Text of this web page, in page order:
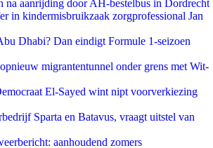
na aanrijding door AH-bestelbus in Dordrecht
in kindermisbruikzaak zorgprofessional Jan
Dhabi? Dan eindigt Formule 1-seizoen
migrantentunnel onder grens met Wit-
El-Sayed wint nipt voorverkiezing
Sparta en Batavus, vraagt uitstel van
aanhoudend zomers